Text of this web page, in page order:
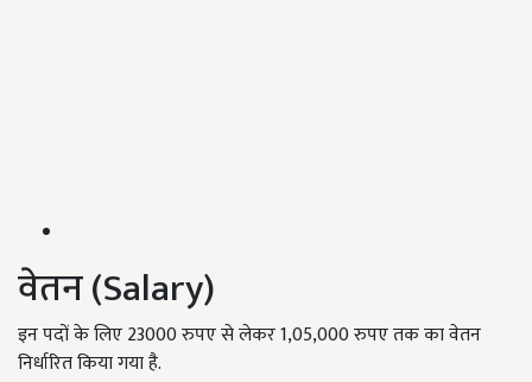
वेतन (Salary)
इन पदों के लिए 23000 रुपए से लेकर 1,05,000 रुपए तक का वेतन
निर्धारित किया गया है.